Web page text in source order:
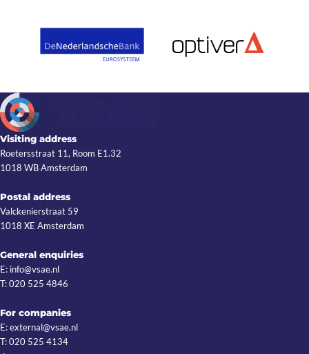
Visiting address
Roetersstraat 11, Room E1.32
1018 WB Amsterdam
Postal address
Valckenierstraat 59
1018 XE Amsterdam
General enquiries
E: info@vsae.nl
T: 020 525 4846
For companies
E: external@vsae.nl
T: 020 525 4134